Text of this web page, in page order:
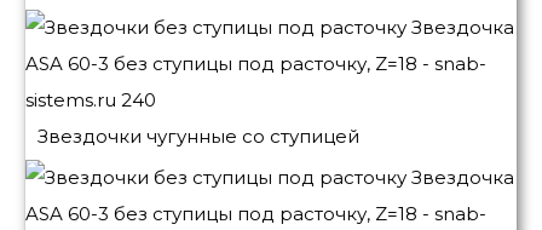
Звездочки чугунные со ступицей